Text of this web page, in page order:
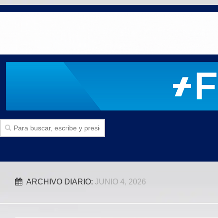
SECCIONES
Politica
ARCHIVO DIARIO: JUNIO 4, 2026